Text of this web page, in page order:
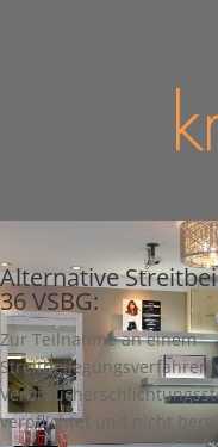
Alternative
36 VSBG:
Zur Teilnahme an einem
Streitbeilegungsverfahren
verpflichtet und nicht